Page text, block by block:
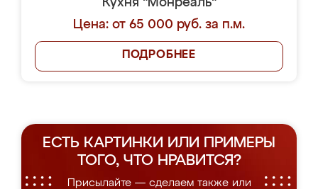
Кухня "Монреаль"
Цена: от 65 000 руб. за п.м.
ПОДРОБНЕЕ
ЕСТЬ КАРТИНКИ ИЛИ ПРИМЕРЫ
ТОГО, ЧТО НРАВИТСЯ?
Присылайте — сделаем также или